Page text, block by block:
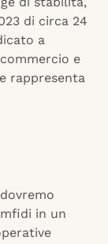
di circa 24
a
e
rappresenta
in un